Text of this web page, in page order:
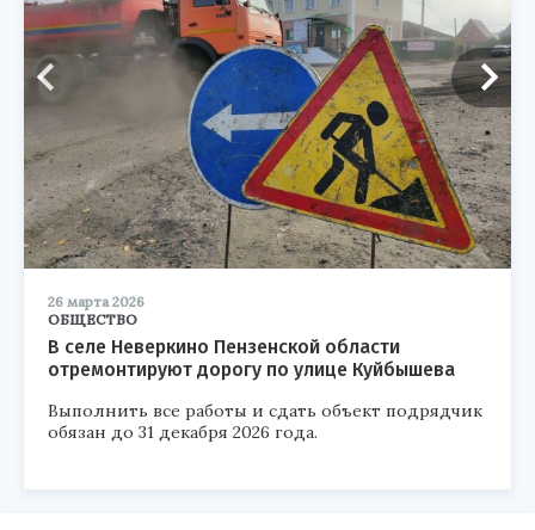
26 марта 2026
ОБЩЕСТВО
В селе Неверкино Пензенской области
отремонтируют дорогу по улице Куйбышева
Выполнить все работы и сдать объект подрядчик
обязан до 31 декабря 2026 года.